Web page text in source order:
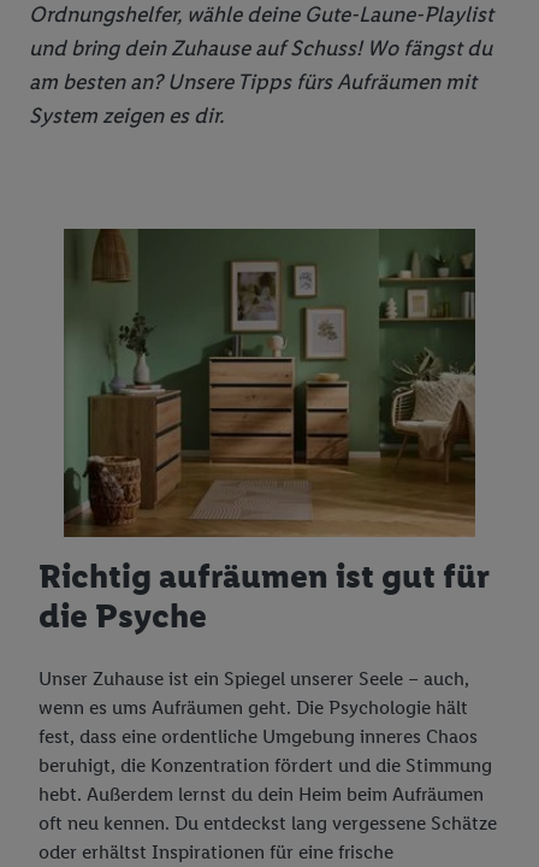
Ordnungshelfer, wähle deine Gute-Laune-Playlist
und bring dein Zuhause auf Schuss! Wo fängst du
am besten an? Unsere Tipps fürs Aufräumen mit
System zeigen es dir.
Richtig aufräumen ist gut für
die Psyche
Unser Zuhause ist ein Spiegel unserer Seele – auch,
wenn es ums Aufräumen geht. Die Psychologie hält
fest, dass eine ordentliche Umgebung inneres Chaos
beruhigt, die Konzentration fördert und die Stimmung
hebt. Außerdem lernst du dein Heim beim Aufräumen
oft neu kennen. Du entdeckst lang vergessene Schätze
oder erhältst Inspirationen für eine frische